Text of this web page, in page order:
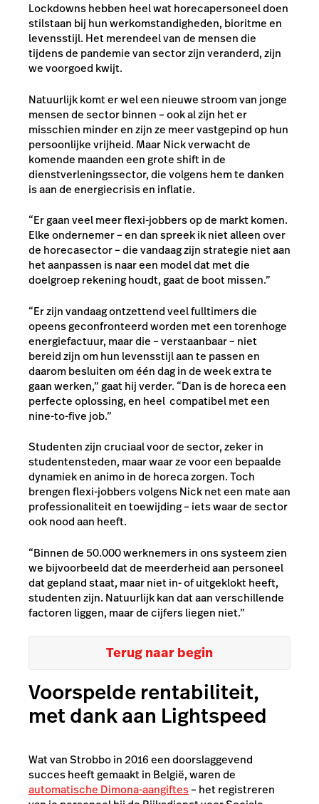
Lockdowns hebben heel wat horecapersoneel doen
stilstaan bij hun werkomstandigheden, bioritme en
levensstijl. Het merendeel van de mensen die
tijdens de pandemie van sector zijn veranderd, zijn
we voorgoed kwijt.
Natuurlijk komt er wel een nieuwe stroom van jonge
mensen de sector binnen – ook al zijn het er
misschien minder en zijn ze meer vastgepind op hun
persoonlijke vrijheid. Maar Nick verwacht de
komende maanden een grote shift in de
dienstverleningssector, die volgens hem te danken
is aan de energiecrisis en inflatie.
“Er gaan veel meer flexi-jobbers op de markt komen.
Elke ondernemer – en dan spreek ik niet alleen over
de horecasector – die vandaag zijn strategie niet aan
het aanpassen is naar een model dat met die
doelgroep rekening houdt, gaat de boot missen.”
“Er zijn vandaag ontzettend veel fulltimers die
opeens geconfronteerd worden met een torenhoge
energiefactuur, maar die – verstaanbaar – niet
bereid zijn om hun levensstijl aan te passen en
daarom besluiten om één dag in de week extra te
gaan werken,” gaat hij verder. “Dan is de horeca een
perfecte oplossing, en heel compatibel met een
nine-to-five job.”
Studenten zijn cruciaal voor de sector, zeker in
studentensteden, maar waar ze voor een bepaalde
dynamiek en animo in de horeca zorgen. Toch
brengen flexi-jobbers volgens Nick net een mate aan
professionaliteit en toewijding – iets waar de sector
ook nood aan heeft.
“Binnen de 50.000 werknemers in ons systeem zien
we bijvoorbeeld dat de meerderheid aan personeel
dat gepland staat, maar niet in- of uitgeklokt heeft,
studenten zijn. Natuurlijk kan dat aan verschillende
factoren liggen, maar de cijfers liegen niet.”
Terug naar begin
Voorspelde rentabiliteit,
met dank aan Lightspeed
Wat van Strobbo in 2016 een doorslaggevend
succes heeft gemaakt in België, waren de
automatische Dimona-aangiftes– het registreren